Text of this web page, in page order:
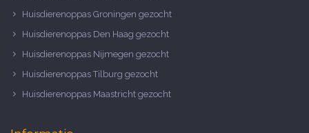
Huisdierenoppas Groningen gezocht
Huisdierenoppas Den Haag gezocht
Huisdierenoppas Nijmegen gezocht
Huisdierenoppas Tilburg gezocht
Huisdierenoppas Maastricht gezocht